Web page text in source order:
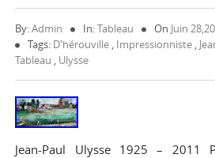
By:Admin In:Tableau On Juin
Tags: D'hérouville , Impressionniste ,
Tableau , Ulysse
Jean-Paul Ulysse 1925 – 2011